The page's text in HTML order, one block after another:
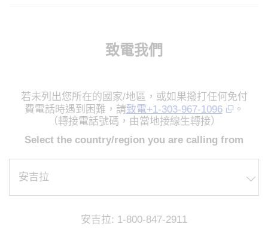
致電我們
若未列出您所在的國家/地區，或如果撥打任何免付
費電話時遇到困難，請致電+1-303-967-1096
。
（轉接電話號碼，由當地接線生轉接）
Select the country/region you are calling from
安吉拉: 1-800-847-2911